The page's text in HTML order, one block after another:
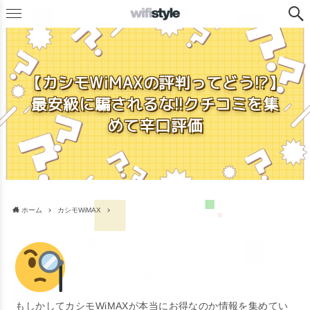
【カシモWiMAXの評判ってどう!?】
最安級に騙されるな!!クチコミを集
めて辛口評価
ホーム カシモWiMAX
もしかしてカシモWiMAXが本当にお得なのか情報を集めてい